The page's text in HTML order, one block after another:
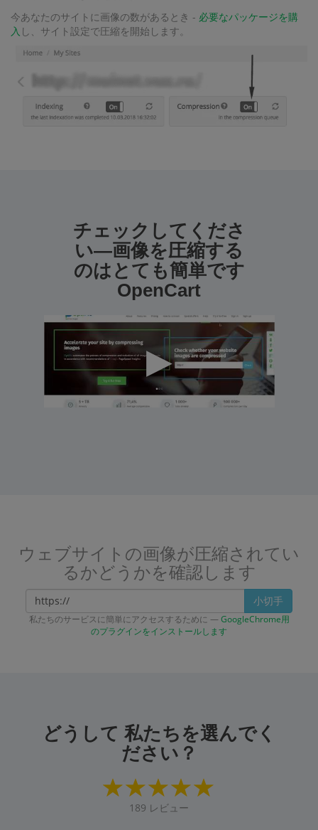
今あなたのサイトに画像の数があるとき - 必要なパッケージを購
入 し、サイト設定で圧縮を開始します。
チェックしてくださ
い—画像を圧縮する
のはとても簡単です
OpenCart
ウェブサイトの画像が圧縮されてい
るかどうかを確認します
小切手
私たちのサービスに簡単にアクセスするために —GoogleChrome用
のプラグインをインストールします
どうして 私たちを選んでく
ださい？
189 レビュー